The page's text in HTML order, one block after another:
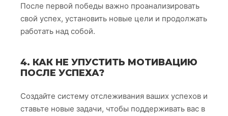
После первой победы важно проанализировать
свой успех, установить новые цели и продолжать
работать над собой.
4. КАК НЕ УПУСТИТЬ МОТИВАЦИЮ
ПОСЛЕ УСПЕХА?
Создайте систему отслеживания ваших успехов и
ставьте новые задачи, чтобы поддерживать вас в